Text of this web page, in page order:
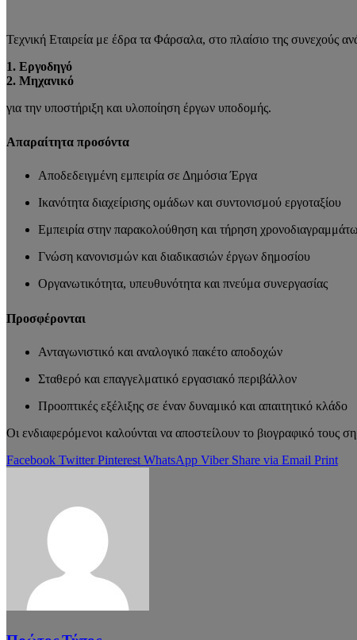
Τεχνική Εταιρεία με έδρα τα Φάρσαλα, στο πλαίσιο της συνεχούς
1. Εργοδηγό
2. Μηχανικό
για την υποστήριξη και υλοποίηση έργων υποδομής.
Απαραίτητα προσόντα
Αποδεδειγμένη εμπειρία σε Δημόσια Έργα
Ικανότητα διαχείρισης ομάδων και συντονισμού εργοταξίου
Εμπειρία στην παρακολούθηση και τήρηση
Γνώση κανονισμών και διαδικασιών έργων δημοσίου
Οργανωτικότητα, υπευθυνότητα και πνεύμα συνεργασίας
Προσφέρονται
Ανταγωνιστικό και αναλογικό πακέτο αποδοχών
Σταθερό και επαγγελματικό εργασιακό περιβάλλον
Προοπτικές εξέλιξης σε έναν δυναμικό και απαιτητικό κλάδο
Οι ενδιαφερόμενοι καλούνται να αποστείλουν το βιογραφικό τους
Facebook Twitter Pinterest WhatsApp Viber Share via Email Print